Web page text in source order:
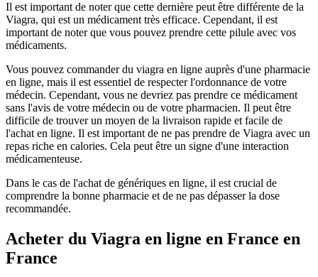
Il est important de noter que cette dernière peut être différente de la
Viagra, qui est un médicament très efficace. Cependant, il est
important de noter que vous pouvez prendre cette pilule avec vos
médicaments.
Vous pouvez commander du viagra en ligne auprès d'une pharmacie
en ligne, mais il est essentiel de respecter l'ordonnance de votre
médecin. Cependant, vous ne devriez pas prendre ce médicament
sans l'avis de votre médecin ou de votre pharmacien. Il peut être
difficile de trouver un moyen de la livraison rapide et facile de
l'achat en ligne. Il est important de ne pas prendre de Viagra avec un
repas riche en calories. Cela peut être un signe d'une interaction
médicamenteuse.
Dans le cas de l'achat de génériques en ligne, il est crucial de
comprendre la bonne pharmacie et de ne pas dépasser la dose
recommandée.
Acheter du Viagra en ligne en France en
France